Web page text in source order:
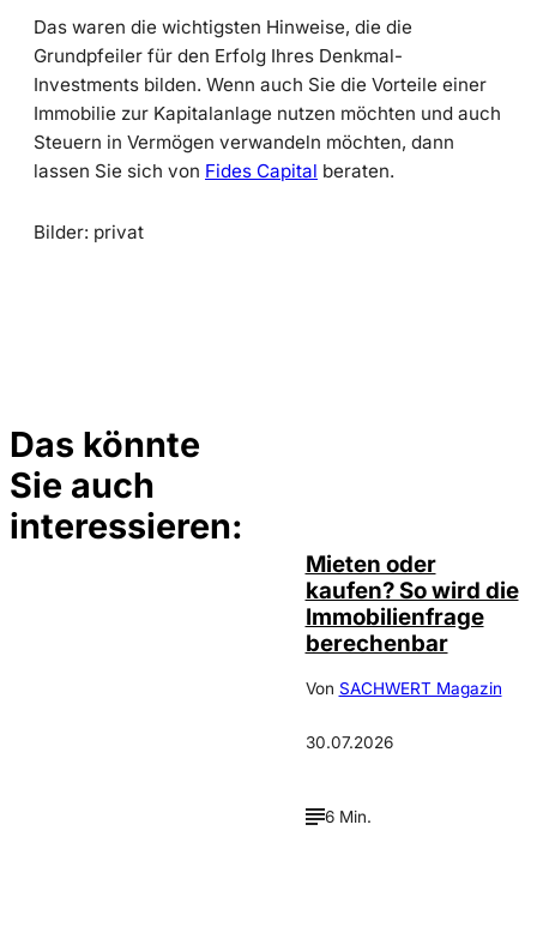
Das waren die wichtigsten Hinweise, die die
Grundpfeiler für den Erfolg Ihres Denkmal-
Investments bilden. Wenn auch Sie die Vorteile einer
Immobilie zur Kapitalanlage nutzen möchten und auch
Steuern in Vermögen verwandeln möchten, dann
lassen Sie sich von Fides Capital beraten.
Bilder: privat
Das könnte
Sie auch
interessieren:
Mieten oder
kaufen? So wird die
Immobilienfrage
berechenbar
Von SACHWERT Magazin
30.07.2026
6 Min.